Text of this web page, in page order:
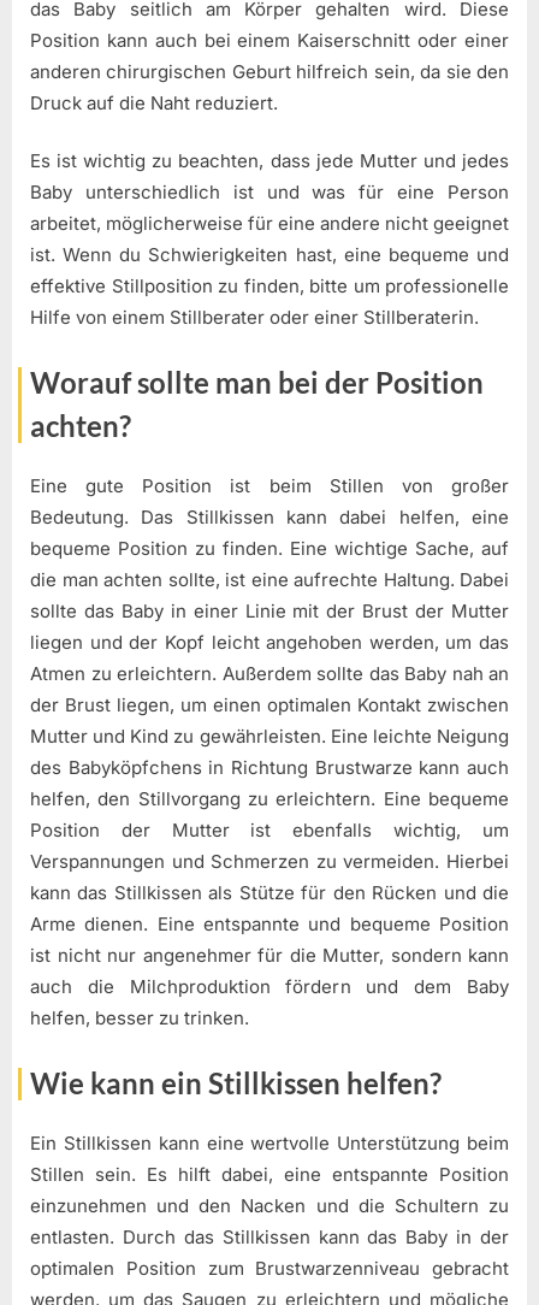
das Baby seitlich am Körper gehalten wird. Diese
Position kann auch bei einem Kaiserschnitt oder einer
anderen chirurgischen Geburt hilfreich sein, da sie den
Druck auf die Naht reduziert.
Es ist wichtig zu beachten, dass jede Mutter und jedes
Baby unterschiedlich ist und was für eine Person
arbeitet, möglicherweise für eine andere nicht geeignet
ist. Wenn du Schwierigkeiten hast, eine bequeme und
effektive Stillposition zu finden, bitte um professionelle
Hilfe von einem Stillberater oder einer Stillberaterin.
Worauf sollte man bei der Position
achten?
Eine gute Position ist beim Stillen von großer
Bedeutung. Das Stillkissen kann dabei helfen, eine
bequeme Position zu finden. Eine wichtige Sache, auf
die man achten sollte, ist eine aufrechte Haltung. Dabei
sollte das Baby in einer Linie mit der Brust der Mutter
liegen und der Kopf leicht angehoben werden, um das
Atmen zu erleichtern. Außerdem sollte das Baby nah an
der Brust liegen, um einen optimalen Kontakt zwischen
Mutter und Kind zu gewährleisten. Eine leichte Neigung
des Babyköpfchens in Richtung Brustwarze kann auch
helfen, den Stillvorgang zu erleichtern. Eine bequeme
Position der Mutter ist ebenfalls wichtig, um
Verspannungen und Schmerzen zu vermeiden. Hierbei
kann das Stillkissen als Stütze für den Rücken und die
Arme dienen. Eine entspannte und bequeme Position
ist nicht nur angenehmer für die Mutter, sondern kann
auch die Milchproduktion fördern und dem Baby
helfen, besser zu trinken.
Wie kann ein Stillkissen helfen?
Ein Stillkissen kann eine wertvolle Unterstützung beim
Stillen sein. Es hilft dabei, eine entspannte Position
einzunehmen und den Nacken und die Schultern zu
entlasten. Durch das Stillkissen kann das Baby in der
optimalen Position zum Brustwarzenniveau gebracht
werden, um das Saugen zu erleichtern und mögliche